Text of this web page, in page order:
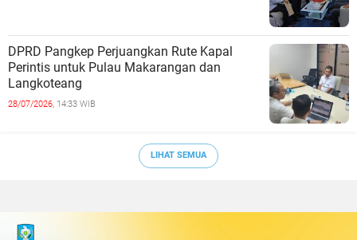
DPRD Pangkep Perjuangkan Rute Kapal
Perintis untuk Pulau Makarangan dan
Langkoteang
28/07/2026, 14:33 WIB
LIHAT SEMUA